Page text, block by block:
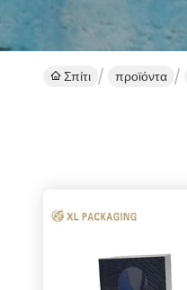
Σπίτι προϊόντα